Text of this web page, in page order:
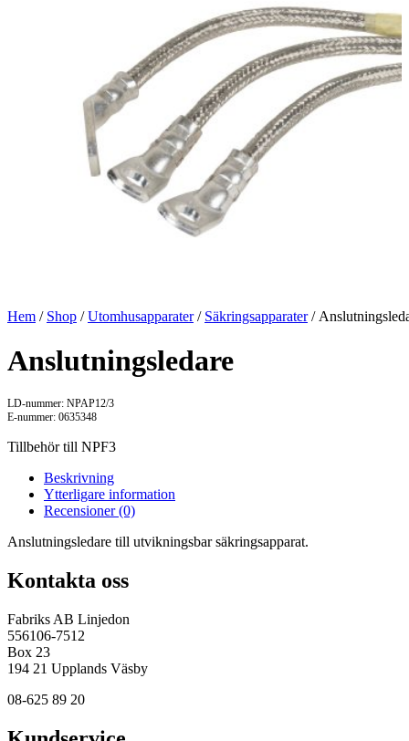
Hem / Shop /Utomhusapparater/ Säkringsapparater/
Anslutningsledare
LD-nummer: NPAP12/3
E-nummer: 0635348
Tillbehör till NPF3
Beskrivning
Ytterligare information
Recensioner (0)
Anslutningsledare till utvikningsbar säkringsapparat.
Kontakta oss
Fabriks AB Linjedon
556106-7512
Box 23
194 21 Upplands Väsby
08-625 89 20